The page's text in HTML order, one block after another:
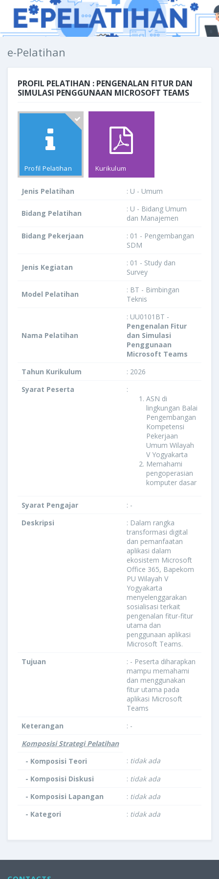
e-Pelatihan
PROFIL PELATIHAN : PENGENALAN FITUR DAN
SIMULASI PENGGUNAAN MICROSOFT TEAMS
Profil Pelatihan Kurikulum
Jenis Pelatihan : U - Umum
Bidang Pelatihan
: U - Bidang Umum
dan Manajemen
Bidang Pekerjaan
: 01 - Pengembangan
SDM
Jenis Kegiatan
: 01 - Study dan
Survey
Model Pelatihan
: BT - Bimbingan
Teknis
Nama Pelatihan
: UU0101BT -
Pengenalan Fitur
dan Simulasi
Penggunaan
Microsoft Teams
Tahun Kurikulum
: 2026
Syarat Peserta
:
ASN di
lingkungan Balai
Pengembangan
Kompetensi
Pekerjaan
Umum Wilayah
V Yogyakarta
Memahami
pengoperasian
komputer dasar
Syarat Pengajar
: -
Deskripsi
: Dalam rangka
transformasi digital
dan pemanfaatan
aplikasi dalam
ekosistem Microsoft
Office 365, Bapekom
PU Wilayah V
Yogyakarta
menyelenggarakan
sosialisasi terkait
pengenalan fitur-fitur
utama dan
penggunaan aplikasi
Microsoft Teams.
Tujuan
: - Peserta diharapkan
mampu memahami
dan menggunakan
fitur utama pada
aplikasi Microsoft
Teams
Keterangan
: -
Komposisi Strategi Pelatihan
- Komposisi Teori
: tidak ada
- Komposisi Diskusi
: tidak ada
- Komposisi Lapangan
: tidak ada
- Kategori
: tidak ada